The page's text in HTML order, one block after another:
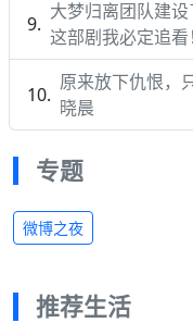
大梦归离团队建设
这部剧我必定追看！
原来放下仇恨，
晓晨
专题
微博之夜
推荐生活